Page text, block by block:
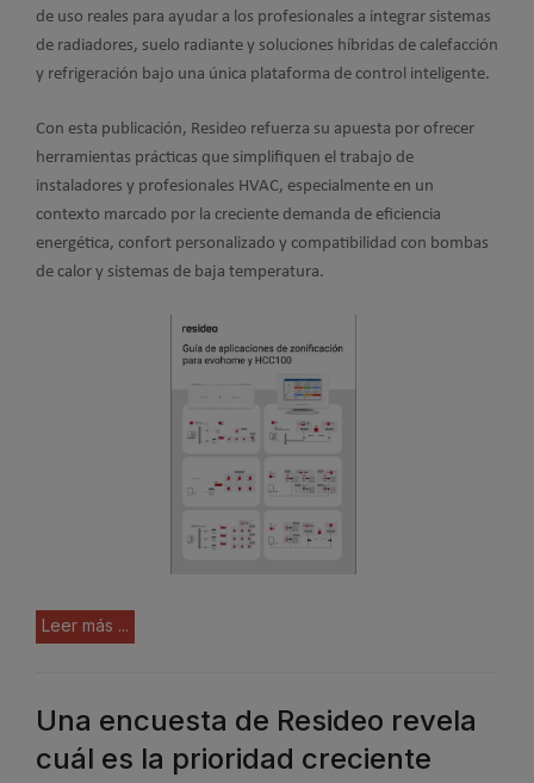
de uso reales para ayudar a los profesionales a integrar sistemas
de radiadores, suelo radiante y soluciones híbridas de calefacción
y refrigeración bajo una única plataforma de control inteligente.
Con esta publicación, Resideo refuerza su apuesta por ofrecer
herramientas prácticas que simplifiquen el trabajo de
instaladores y profesionales HVAC, especialmente en un
contexto marcado por la creciente demanda de eficiencia
energética, confort personalizado y compatibilidad con bombas
de calor y sistemas de baja temperatura.
Leer más ...
Una encuesta de Resideo revela
cuál es la prioridad creciente